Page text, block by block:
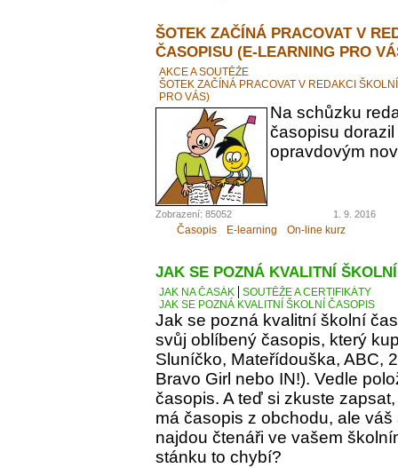
ŠOTEK ZAČÍNÁ PRACOVAT V
ČASOPISU (E-LEARNING PRO
AKCE A SOUTĚŽE
ŠOTEK ZAČÍNÁ PRACOVAT V REDAKCI
PRO VÁS)
Na schůzku
časopisu
opravdovým
Zobrazení: 85052 1. 9. 2016
Časopis E-learning On-line kurz
JAK SE POZNÁ KVALITNÍ
JAK NA ČASÁK
SOUTĚŽE A CERTIFIKÁTY
JAK SE POZNÁ KVALITNÍ ŠKOLNÍ ČASOPIS
Jak se pozná kvalitní školní
svůj oblíbený časopis, který
Sluníčko, Mateřídouška, ABC,
Bravo Girl nebo IN!). Vedle
časopis. A teď si zkuste
má časopis z obchodu, ale
najdou čtenáři ve vašem
stánku to chybí?